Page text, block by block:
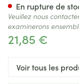
21,85 €
En rupture de
Veuillez nous
examinerons
Voir tous les